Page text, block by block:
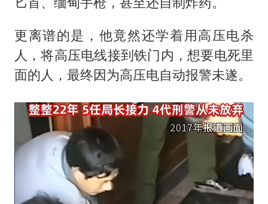
更离谱的是，他竟然还学着用高压电杀
人，将高压电线接到铁门内，想要电死里
面的人，最终因为高压电自动报警未遂。